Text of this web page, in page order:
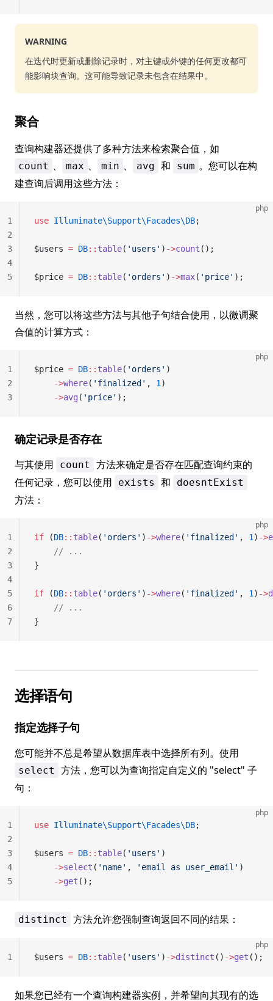
WARNING
在迭代时更新或删除记录时，对主键或外键的任何更改都可
能影响块查询。这可能导致记录未包含在结果中。
聚合
查询构建器还提供了多种方法来检索聚合值，如
count 、 max 、 min 、 avg 和 sum 。您可以在构
建查询后调用这些方法：
php
use Illuminate\Support\Facades\DB;
$users = DB:: table( 'users' ) ->count ();
$price = DB:: table( 'orders' ) ->max( 'price' );
1
2
3
4
5
当然，您可以将这些方法与其他子句结合使用，以微调聚
合值的计算方式：
php
$price = DB:: table( 'orders' )
    ->
where( 'finalized' , 1 )
    ->
avg ( 'price' );
1
2
3
确定记录是否存在
与其使用 count
方法来确定是否存在匹配查询约束的
任何记录，您可以使用
exists 和 doesntExist
方法：
php
if (DB:: table( 'orders' ) ->where( 'finalized' , 1 ) ->
    // ...
}
if (DB:: table( 'orders' ) ->where( 'finalized' , 1 ) ->
    // ...
}
1
2
3
4
5
6
7
选择语句
指定选择子句
您可能并不总是希望从数据库表中选择所有列。使用
select
方法，您可以为查询指定自定义的 "select" 子
句：
php
use Illuminate\Support\Facades\DB;
$users = DB:: table( 'users' )
    ->
select ( 'name' , 'email as user_email' )
    ->
get ();
1
2
3
4
5
distinct 方法允许您强制查询返回不同的结果：
php
$users = DB:: table( 'users' ) ->distinct () ->get ();
1
如果您已经有一个查询构建器实例，并希望向其现有的选